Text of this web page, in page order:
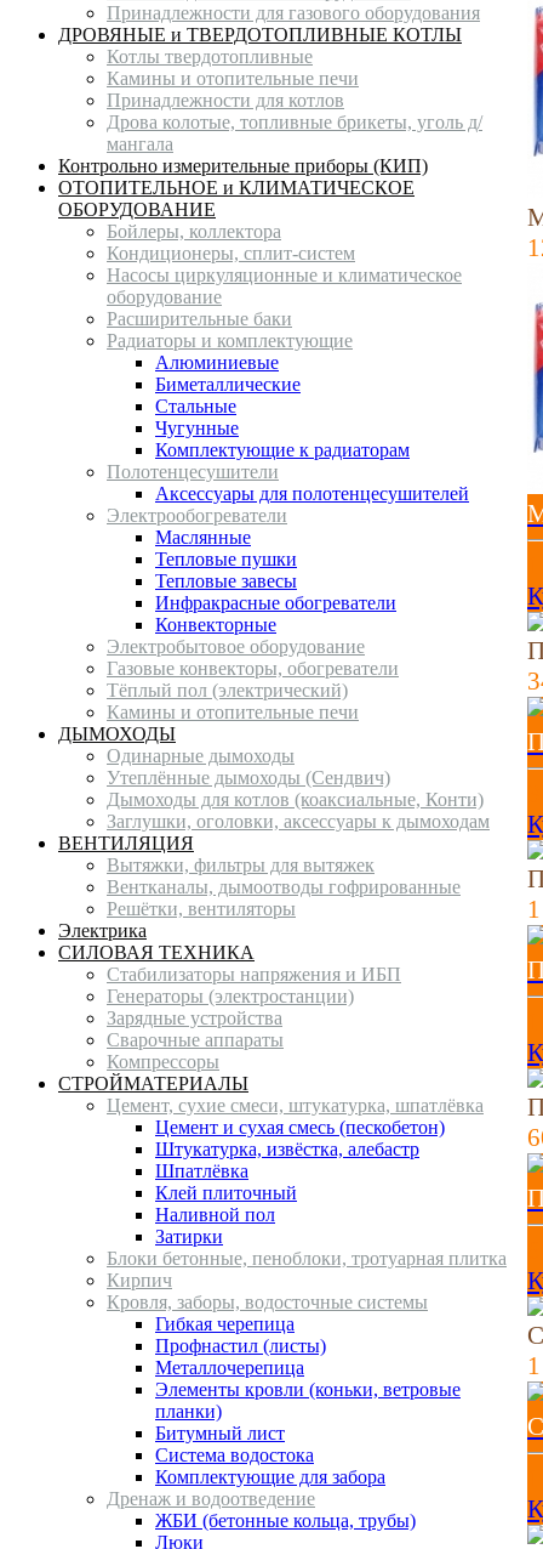
Принадлежности для газового оборудования
ДРОВЯНЫЕ и ТВЕРДОТОПЛИВНЫЕ КОТЛЫ
Котлы твердотопливные
Камины и отопительные печи
Принадлежности для котлов
Дрова колотые, топливные брикеты, уголь д/
мангала
Контрольно измерительные приборы (КИП)
ОТОПИТЕЛЬНОЕ и КЛИМАТИЧЕСКОЕ
ОБОРУДОВАНИЕ
Бойлеры, коллектора
Кондиционеры, сплит-систем
Насосы циркуляционные и климатическое
оборудование
Расширительные баки
Радиаторы и комплектующие
Алюминиевые
Биметаллические
Стальные
Чугунные
Комплектующие к радиаторам
Полотенцесушители
Аксессуары для полотенцесушителей
Электрообогреватели
Маслянные
Тепловые пушки
Тепловые завесы
Инфракрасные обогреватели
Конвекторные
Электробытовое оборудование
Газовые конвекторы, обогреватели
Тёплый пол (электрический)
Камины и отопительные печи
ДЫМОХОДЫ
Одинарные дымоходы
Утеплённые дымоходы (Сендвич)
Дымоходы для котлов (коаксиальные, Конти)
Заглушки, оголовки, аксессуары к дымоходам
ВЕНТИЛЯЦИЯ
Вытяжки, фильтры для вытяжек
Вентканалы, дымоотводы гофрированные
Решётки, вентиляторы
Электрика
СИЛОВАЯ ТЕХНИКА
Стабилизаторы напряжения и ИБП
Генераторы (электростанции)
Зарядные устройства
Сварочные аппараты
Компрессоры
СТРОЙМАТЕРИАЛЫ
Цемент, сухие смеси, штукатурка, шпатлёвка
Цемент и сухая смесь (пескобетон)
Штукатурка, извёстка, алебастр
Шпатлёвка
Клей плиточный
Наливной пол
Затирки
Блоки бетонные, пеноблоки, тротуарная плитка
Кирпич
Кровля, заборы, водосточные системы
Гибкая черепица
Профнастил (листы)
Металлочерепица
Элементы кровли (коньки, ветровые
планки)
Битумный лист
Система водостока
Комплектующие для забора
Дренаж и водоотведение
ЖБИ (бетонные кольца, трубы)
Люки